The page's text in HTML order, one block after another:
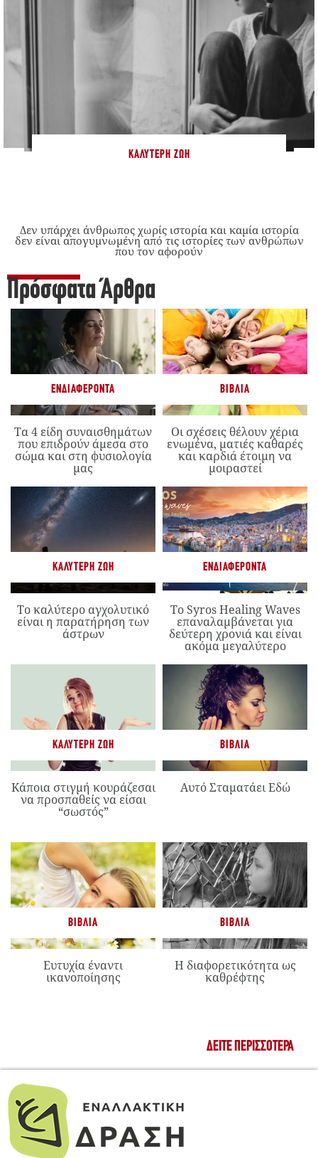
ΚΑΛΎΤΕΡΗ ΖΩΉ
Δεν υπάρχει άνθρωπος χωρίς ιστορία και καμία ιστορία
δεν είναι απογυμνωμένη από τις ιστορίες των ανθρώπων
που τον αφορούν
Πρόσφατα Άρθρα
ΕΝΔΙΑΦΈΡΟΝΤΑ
Τα 4 είδη συναισθημάτων
που επιδρούν άμεσα στο
σώμα και στη φυσιολογία
μας
ΒΙΒΛΊΑ
Οι σχέσεις θέλουν χέρια
ενωμένα, ματιές καθαρές
και καρδιά έτοιμη να
μοιραστεί
ΚΑΛΎΤΕΡΗ ΖΩΉ
Το καλύτερο αγχολυτικό
είναι η παρατήρηση των
άστρων
ΕΝΔΙΑΦΈΡΟΝΤΑ
Το Syros Healing Waves
επαναλαμβάνεται για
δεύτερη χρονιά και είναι
ακόμα μεγαλύτερο
ΚΑΛΎΤΕΡΗ ΖΩΉ
Κάποια στιγμή κουράζεσαι
να προσπαθείς να είσαι
“σωστός”
ΒΙΒΛΊΑ
Αυτό Σταματάει Εδώ
ΒΙΒΛΊΑ
Ευτυχία έναντι
ικανοποίησης
ΒΙΒΛΊΑ
Η διαφορετικότητα ως
καθρέφτης
ΔΕΊΤΕ ΠΕΡΙΣΣΌΤΕΡΑ